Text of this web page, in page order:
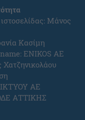
Μάνος
Κασίμη
ENIKOS AE
ΑΕ
ΑΤΤΙΚΗΣ